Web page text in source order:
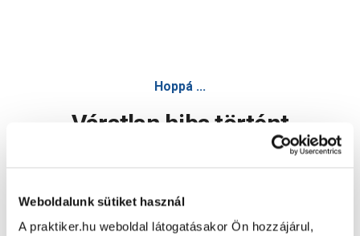
Weboldalunk sütiket használ
A praktiker.hu weboldal látogatásakor Ön hozzájárul,
Hoppá ...
Váratlan hiba történt
Oldal újratöltése